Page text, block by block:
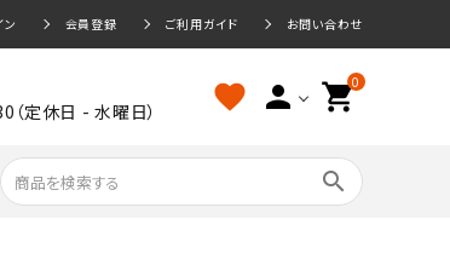
ン 会員登録 ご利用ガイド お問い合わせ
定休日 - 水曜日） favorite person 0
shopping_cart
search